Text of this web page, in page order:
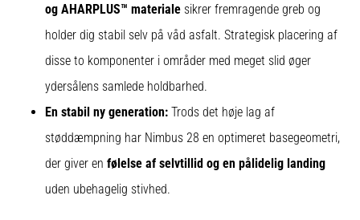
og AHARPLUS™ materiale sikrer fremragende greb og
holder dig stabil selv på våd asfalt. Strategisk placering af
disse to komponenter i områder med meget slid øger
ydersålens samlede holdbarhed.
En stabil ny generation: Trods det høje lag af
støddæmpning har Nimbus 28 en optimeret basegeometri,
der giver en følelse af selvtillid og en pålidelig landing
uden ubehagelig stivhed.